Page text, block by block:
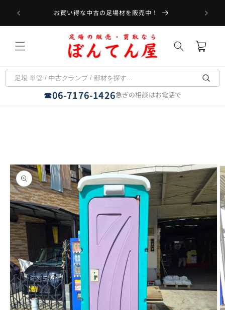
ンツに
可能 お買い得な中古の足場材を販売中！ フラッ
ー
☎06-7176-1426急ぎの相談はお電話で